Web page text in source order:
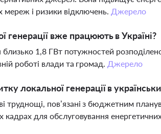
мереж і ризики відключень. Джерело
генерації вже працюють в Україні?
близько 1,8 ГВт потужностей
роботі влади та громад. Джерело
локальної генерації в
труднощі, пов’язані з бюджетним
кадрах для обслуговування